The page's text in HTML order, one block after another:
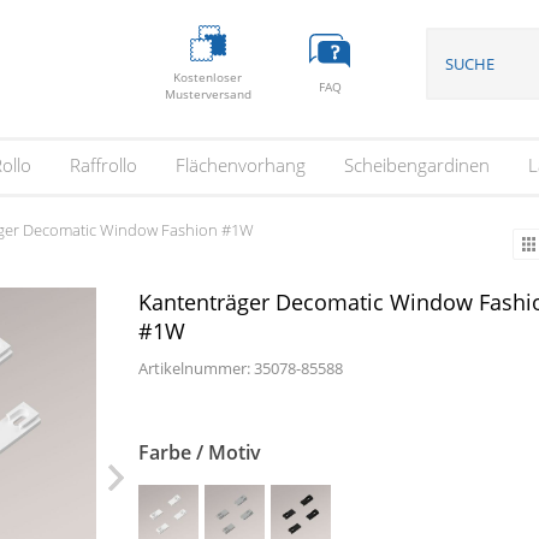
Kostenloser
Musterversand
FAQ
Raffrollo Flächenvorhang Scheibengardinen
Decomatic Window Fashion #1W
Kantenträger Decomatic Window
#1W
Artikelnummer: 35078-85588
Farbe / Motiv